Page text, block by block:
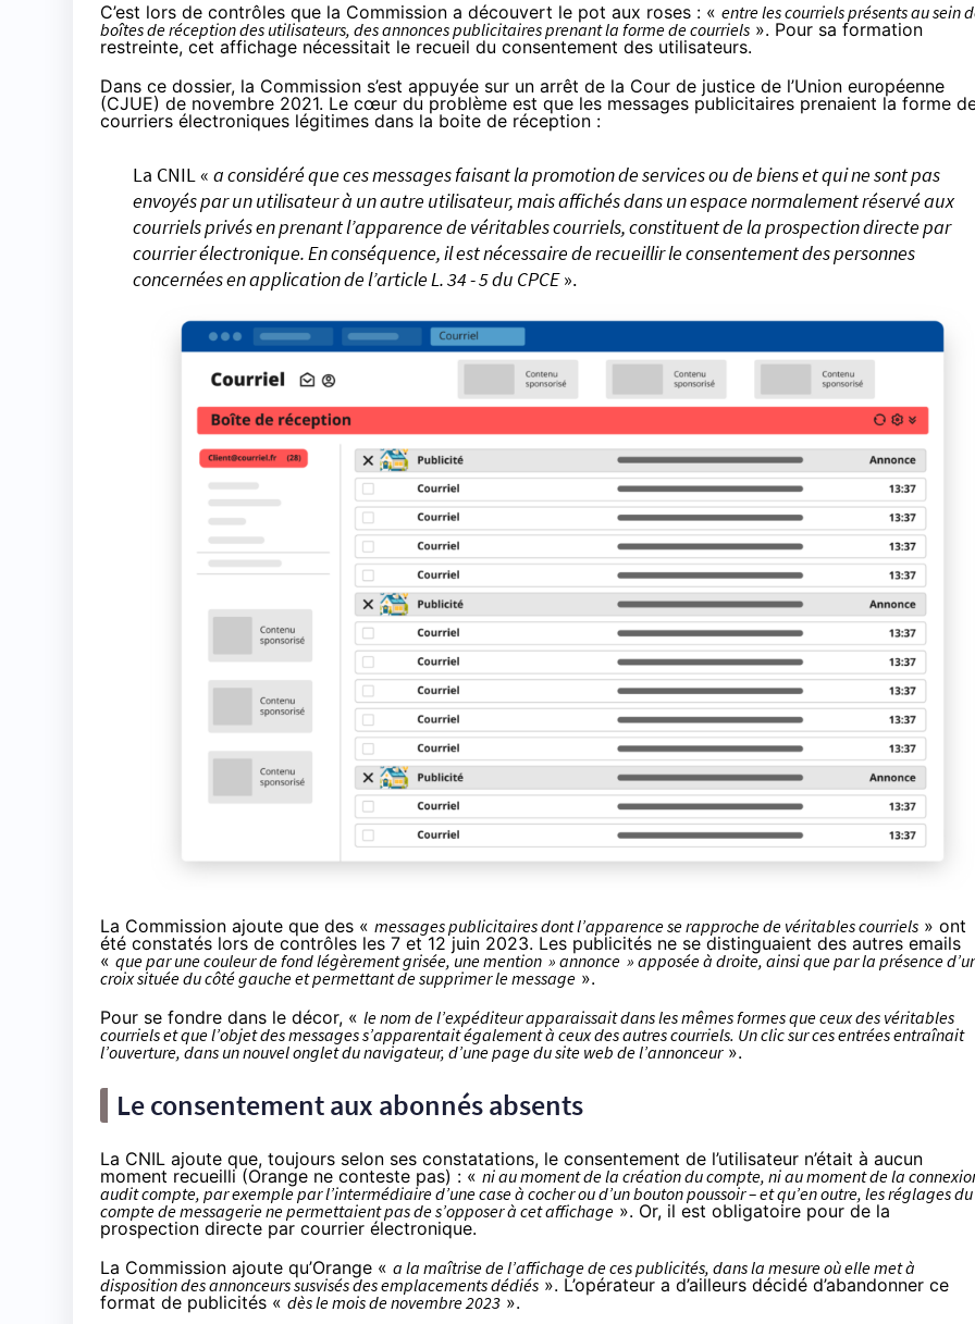
C’est lors de contrôles que la Commission a découvert le pot aux roses : « entre les courriels présents au sein
boîtes de réception des utilisateurs, des annonces publicitaires prenant la forme de courriels ». Pour sa formation
restreinte, cet affichage nécessitait le recueil du consentement des utilisateurs.
Dans ce dossier, la Commission s’est appuyée sur un arrêt de la Cour de justice de l’Union européenne
(CJUE) de novembre 2021. Le cœur du problème est que les messages publicitaires prenaient la forme
courriers électroniques légitimes dans la boite de réception :
La CNIL « a considéré que ces messages faisant la promotion de services ou de biens et qui ne sont pas
envoyés par un utilisateur à un autre utilisateur, mais affichés dans un espace normalement réservé aux
courriels privés en prenant l’apparence de véritables courriels, constituent de la prospection directe par
courrier électronique. En conséquence, il est nécessaire de recueillir le consentement des personnes
concernées en application de l’article L. 34 - 5 du CPCE».
La Commission ajoute que des « messages publicitaires dont l’apparence se rapproche de véritables courriels » ont
été constatés lors de contrôles les 7 et 12 juin 2023. Les publicités ne se distinguaient des autres emails
« que par une couleur de fond légèrement grisée, une mention » annonce » apposée à droite, ainsi que par la présence
croix située du côté gauche et permettant de supprimer le message ».
Pour se fondre dans le décor, « le nom de l’expéditeur apparaissait dans les mêmes formes que ceux des véritables
courriels et que l’objet des messages s’apparentait également à ceux des autres courriels. Un clic sur ces entrées entraînait
l’ouverture, dans un nouvel onglet du navigateur, d’une page du site web de l’annonceur».
Le consentement aux abonnés absents
La CNIL ajoute que, toujours selon ses constatations, le consentement de l’utilisateur n’était à aucun
moment recueilli (Orange ne conteste pas) : « ni au moment de la création du compte, ni au moment de la
audit compte, par exemple par l’intermédiaire d’une case à cocher ou d’un bouton poussoir – et qu’en outre, les réglages du
compte de messagerie ne permettaient pas de s’opposer à cet affichage ». Or, il est obligatoire pour de la
prospection directe par courrier électronique.
La Commission ajoute qu’Orange « a la maîtrise de l’affichage de ces publicités, dans la mesure où elle met à
disposition des annonceurs susvisés des emplacements dédiés ». L’opérateur a d’ailleurs décidé d’abandonner ce
format de publicités « dès le mois de novembre 2023 ».